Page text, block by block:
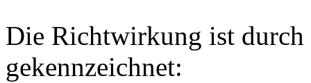
Die Richtwirkung ist durch
gekennzeichnet: